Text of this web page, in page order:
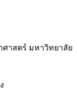
าสตร์ มหาวิทยาลัย